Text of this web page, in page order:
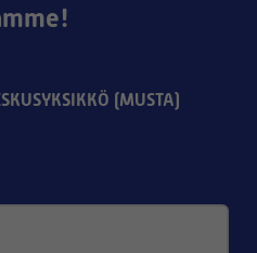
(MUSTA)